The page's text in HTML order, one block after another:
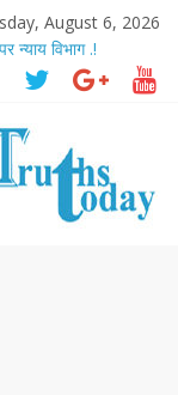
August 6, 2026
न्याय विभाग .!
Pran Pratishthan-अयोध्या
है आरपीजी अटैक का
धार्मिक बोर्ड..!
इमरान खान का विकेट